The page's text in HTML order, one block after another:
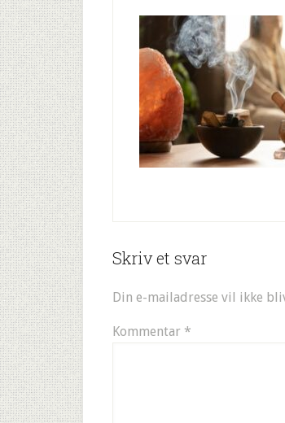
Skriv et svar
Din e-mailadresse vil ikke
Kommentar *